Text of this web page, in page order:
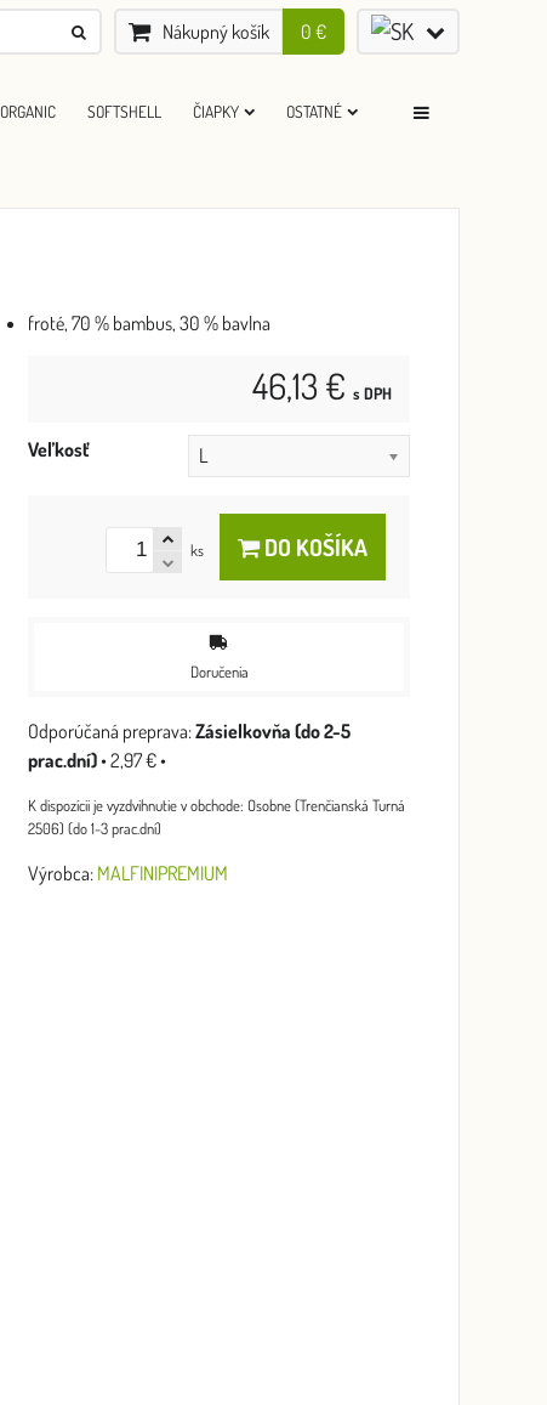
Nákupný košík 0 €
ORGANIC SOFTSHELL ČIAPKY OSTATNÉ
froté, 70 % bambus, 30 % bavlna
46,13 € s DPH
Veľkosť L
ks DO KOŠÍKA
Doručenia
Zásielkovňa (do 2-5
prac.dní)•2,97 €•
Osobne (Trenčianská Turná
2506) (do 1-3 prac.dní)
Výrobca: MALFINIPREMIUM